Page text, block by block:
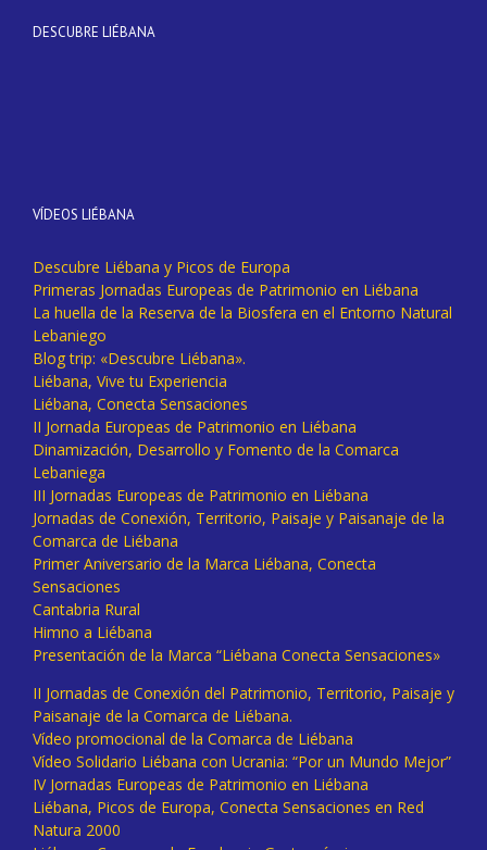
DESCUBRE LIÉBANA
VÍDEOS LIÉBANA
Descubre Liébana y Picos de Europa
Primeras Jornadas Europeas de Patrimonio en Liébana
La huella de la Reserva de la Biosfera en el Entorno Natural
Lebaniego
Blog trip: «Descubre Liébana».
Liébana, Vive tu Experiencia
Liébana, Conecta Sensaciones
II Jornada Europeas de Patrimonio en Liébana
Dinamización, Desarrollo y Fomento de la Comarca
Lebaniega
III Jornadas Europeas de Patrimonio en Liébana
Jornadas de Conexión, Territorio, Paisaje y Paisanaje de la
Comarca de Liébana
Primer Aniversario de la Marca Liébana, Conecta
Sensaciones
Cantabria Rural
Himno a Liébana
Presentación de la Marca “Liébana Conecta Sensaciones»
II Jornadas de Conexión del Patrimonio, Territorio, Paisaje y
Paisanaje de la Comarca de Liébana.
Vídeo promocional de la Comarca de Liébana
Vídeo Solidario Liébana con Ucrania: “Por un Mundo Mejor”
IV Jornadas Europeas de Patrimonio en Liébana
Liébana, Picos de Europa, Conecta Sensaciones en Red
Natura 2000